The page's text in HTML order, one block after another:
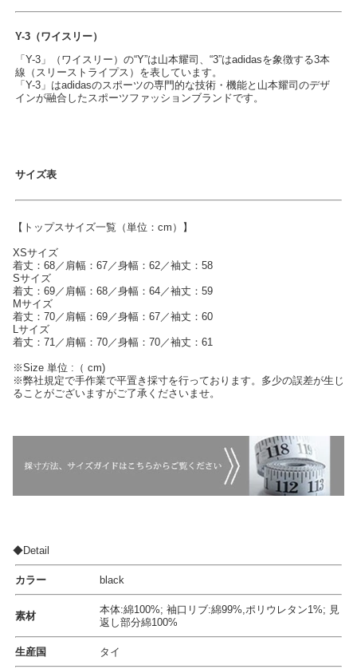
Y-3（ワイスリー）
「Y-3」（ワイスリー）の“Y”は山本耀司、“3”はadidasを象徴する3本
線（スリーストライプス）を表しています。
「Y-3」はadidasのスポーツの専門的な技術・機能と山本耀司のデザ
インが融合したスポーツファッションブランドです。
サイズ表
【トップスサイズ一覧（単位：cm）】
XSサイズ
着丈：68／肩幅：67／身幅：62／袖丈：58
Sサイズ
着丈：69／肩幅：68／身幅：64／袖丈：59
Mサイズ
着丈：70／肩幅：69／身幅：67／袖丈：60
Lサイズ
着丈：71／肩幅：70／身幅：70／袖丈：61
※Size 単位 :（ cm)
※弊社規定で手作業で平置き採寸を行っております。多少の誤差が生じ
ることがございますがご了承くださいませ。
◆Detail
カラー black
素材
本体:綿100%; 袖口リブ:綿99%,ポリウレタン1%; 見
返し部分綿100%
生産国 タイ